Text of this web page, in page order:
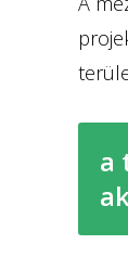
a